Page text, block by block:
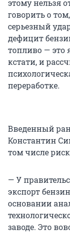
этому нельзя
говорить о
серьезный
дефицит
топливо — это
кстати, и
переработке.
Введенный
Константин
том числе
— У
экспорт
основании
заводе. Это